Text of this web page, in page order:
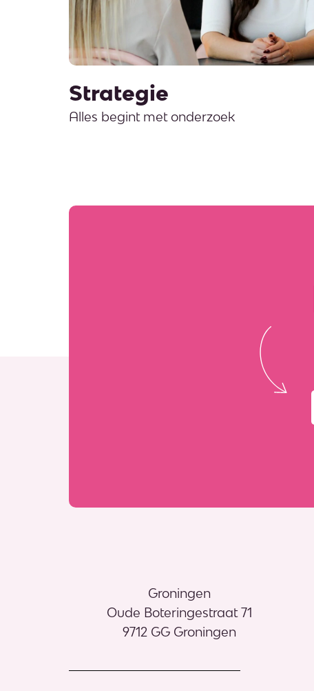
Strategie
Alles begint met onderzoek
Groningen
Oude Boteringestraat 71
9712 GG Groningen